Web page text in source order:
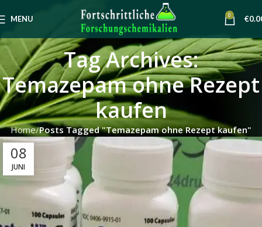
MENU 0 €
Tag Archives:
Temazepam ohne Rezept
kaufen
Home Posts Tagged "Temazepam ohne Rezept kaufen"
08
JUNI